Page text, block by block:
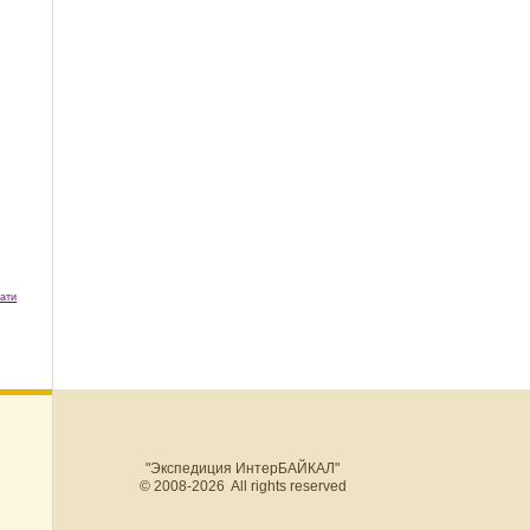
"Экспедиция ИнтерБАЙКАЛ"
© 2008-2026 All rights reserved